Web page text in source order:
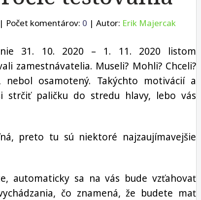
| Počet komentárov: 0 | Autor: Erik Majercak
31. 10. 2020 – 1. 11. 2020 listom
zamestnávatelia. Museli? Mohli? Chceli?
osamotený. Takýchto motivácií a
strčiť paličku do stredu hlavy, lebo vás
preto tu sú niektoré najzaujímavejšie
automaticky sa na vás bude vzťahovať
čo znamená, že budete mať